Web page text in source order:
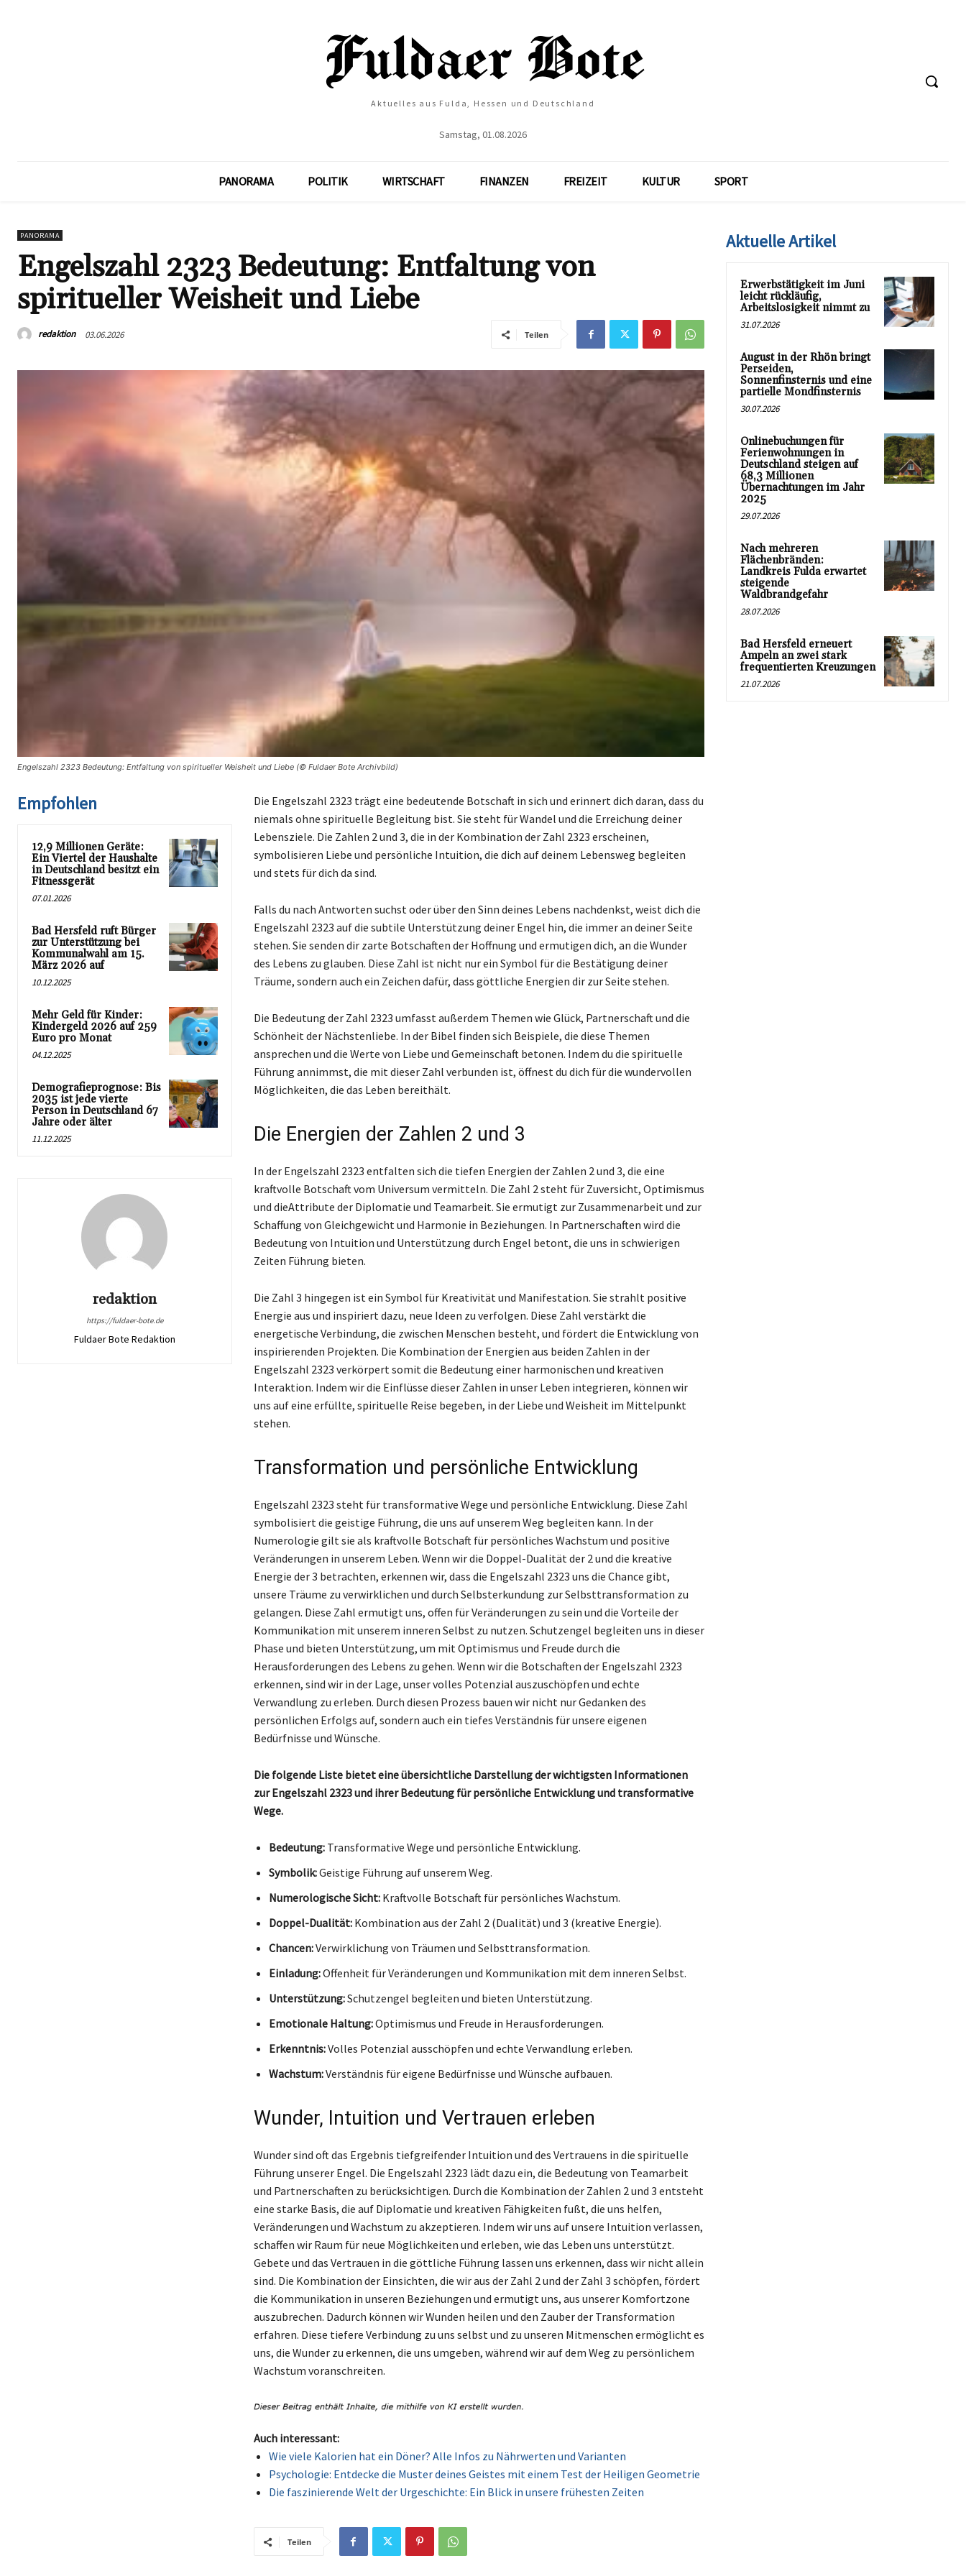
Aktuelles aus Fulda, Hessen und Deutschland
Samstag, 01.08.2026
PANORAMA POLITIK WIRTSCHAFT FINANZEN FREIZEIT KULTUR SPORT
PANORAMA
Engelszahl 2323 Bedeutung: Entfaltung von
spiritueller Weisheit und Liebe
redaktion 03.06.2026 Teilen
Engelszahl 2323 Bedeutung: Entfaltung von spiritueller Weisheit und Liebe (© Fuldaer Bote Archivbild)
Empfohlen
12,9 Millionen Geräte:
Ein Viertel der Haushalte
in Deutschland besitzt ein
Fitnessgerät
07.01.2026
Bad Hersfeld ruft Bürger
zur Unterstützung bei
Kommunalwahl am 15.
März 2026 auf
10.12.2025
Mehr Geld für Kinder:
Kindergeld 2026 auf 259
Euro pro Monat
04.12.2025
Demografieprognose: Bis
2035 ist jede vierte
Person in Deutschland 67
Jahre oder älter
11.12.2025
redaktion
https://fuldaer-bote.de
Fuldaer Bote Redaktion
Die Engelszahl 2323 trägt eine bedeutende Botschaft in sich und erinnert dich daran, dass du
niemals ohne spirituelle Begleitung bist. Sie steht für Wandel und die Erreichung deiner
Lebensziele. Die Zahlen 2 und 3, die in der Kombination der Zahl 2323 erscheinen,
symbolisieren Liebe und persönliche Intuition, die dich auf deinem Lebensweg begleiten
und stets für dich da sind.
Falls du nach Antworten suchst oder über den Sinn deines Lebens nachdenkst, weist dich die
Engelszahl 2323 auf die subtile Unterstützung deiner Engel hin, die immer an deiner Seite
stehen. Sie senden dir zarte Botschaften der Hoffnung und ermutigen dich, an die Wunder
des Lebens zu glauben. Diese Zahl ist nicht nur ein Symbol für die Bestätigung deiner
Träume, sondern auch ein Zeichen dafür, dass göttliche Energien dir zur Seite stehen.
Die Bedeutung der Zahl 2323 umfasst außerdem Themen wie Glück, Partnerschaft und die
Schönheit der Nächstenliebe. In der Bibel finden sich Beispiele, die diese Themen
ansprechen und die Werte von Liebe und Gemeinschaft betonen. Indem du die spirituelle
Führung annimmst, die mit dieser Zahl verbunden ist, öffnest du dich für die wundervollen
Möglichkeiten, die das Leben bereithält.
Die Energien der Zahlen 2 und 3
In der Engelszahl 2323 entfalten sich die tiefen Energien der Zahlen 2 und 3, die eine
kraftvolle Botschaft vom Universum vermitteln. Die Zahl 2 steht für Zuversicht, Optimismus
und dieAttribute der Diplomatie und Teamarbeit. Sie ermutigt zur Zusammenarbeit und zur
Schaffung von Gleichgewicht und Harmonie in Beziehungen. In Partnerschaften wird die
Bedeutung von Intuition und Unterstützung durch Engel betont, die uns in schwierigen
Zeiten Führung bieten.
Die Zahl 3 hingegen ist ein Symbol für Kreativität und Manifestation. Sie strahlt positive
Energie aus und inspiriert dazu, neue Ideen zu verfolgen. Diese Zahl verstärkt die
energetische Verbindung, die zwischen Menschen besteht, und fördert die Entwicklung von
inspirierenden Projekten. Die Kombination der Energien aus beiden Zahlen in der
Engelszahl 2323 verkörpert somit die Bedeutung einer harmonischen und kreativen
Interaktion. Indem wir die Einflüsse dieser Zahlen in unser Leben integrieren, können wir
uns auf eine erfüllte, spirituelle Reise begeben, in der Liebe und Weisheit im Mittelpunkt
stehen.
Transformation und persönliche Entwicklung
Engelszahl 2323 steht für transformative Wege und persönliche Entwicklung. Diese Zahl
symbolisiert die geistige Führung, die uns auf unserem Weg begleiten kann. In der
Numerologie gilt sie als kraftvolle Botschaft für persönliches Wachstum und positive
Veränderungen in unserem Leben. Wenn wir die Doppel-Dualität der 2 und die kreative
Energie der 3 betrachten, erkennen wir, dass die Engelszahl 2323 uns die Chance gibt,
unsere Träume zu verwirklichen und durch Selbsterkundung zur Selbsttransformation zu
gelangen. Diese Zahl ermutigt uns, offen für Veränderungen zu sein und die Vorteile der
Kommunikation mit unserem inneren Selbst zu nutzen. Schutzengel begleiten uns in dieser
Phase und bieten Unterstützung, um mit Optimismus und Freude durch die
Herausforderungen des Lebens zu gehen. Wenn wir die Botschaften der Engelszahl 2323
erkennen, sind wir in der Lage, unser volles Potenzial auszuschöpfen und echte
Verwandlung zu erleben. Durch diesen Prozess bauen wir nicht nur Gedanken des
persönlichen Erfolgs auf, sondern auch ein tiefes Verständnis für unsere eigenen
Bedürfnisse und Wünsche.
Die folgende Liste bietet eine übersichtliche Darstellung der wichtigsten Informationen
zur Engelszahl 2323 und ihrer Bedeutung für persönliche Entwicklung und transformative
Wege.
Bedeutung:Transformative Wege und persönliche Entwicklung.
Symbolik:Geistige Führung auf unserem Weg.
Numerologische Sicht:Kraftvolle Botschaft für persönliches Wachstum.
Doppel-Dualität:Kombination aus der Zahl 2 (Dualität) und 3 (kreative Energie).
Chancen:Verwirklichung von Träumen und Selbsttransformation.
Einladung:Offenheit für Veränderungen und Kommunikation mit dem inneren Selbst.
Unterstützung:Schutzengel begleiten und bieten Unterstützung.
Emotionale Haltung:Optimismus und Freude in Herausforderungen.
Erkenntnis:Volles Potenzial ausschöpfen und echte Verwandlung erleben.
Wachstum:Verständnis für eigene Bedürfnisse und Wünsche aufbauen.
Wunder, Intuition und Vertrauen erleben
Wunder sind oft das Ergebnis tiefgreifender Intuition und des Vertrauens in die spirituelle
Führung unserer Engel. Die Engelszahl 2323 lädt dazu ein, die Bedeutung von Teamarbeit
und Partnerschaften zu berücksichtigen. Durch die Kombination der Zahlen 2 und 3 entsteht
eine starke Basis, die auf Diplomatie und kreativen Fähigkeiten fußt, die uns helfen,
Veränderungen und Wachstum zu akzeptieren. Indem wir uns auf unsere Intuition verlassen,
schaffen wir Raum für neue Möglichkeiten und erleben, wie das Leben uns unterstützt.
Gebete und das Vertrauen in die göttliche Führung lassen uns erkennen, dass wir nicht allein
sind. Die Kombination der Einsichten, die wir aus der Zahl 2 und der Zahl 3 schöpfen, fördert
die Kommunikation in unseren Beziehungen und ermutigt uns, aus unserer Komfortzone
auszubrechen. Dadurch können wir Wunden heilen und den Zauber der Transformation
erfahren. Diese tiefere Verbindung zu uns selbst und zu unseren Mitmenschen ermöglicht es
uns, die Wunder zu erkennen, die uns umgeben, während wir auf dem Weg zu persönlichem
Wachstum voranschreiten.
Auch interessant:
Wie viele Kalorien hat ein Döner? Alle Infos zu Nährwerten und Varianten
Psychologie: Entdecke die Muster deines Geistes mit einem Test der Heiligen Geometrie
Die faszinierende Welt der Urgeschichte: Ein Blick in unsere frühesten Zeiten
Teilen
Aktuelle Artikel
Erwerbstätigkeit im Juni
leicht rückläufig,
Arbeitslosigkeit nimmt zu
31.07.2026
August in der Rhön bringt
Perseiden,
Sonnenfinsternis und eine
partielle Mondfinsternis
30.07.2026
Onlinebuchungen für
Ferienwohnungen in
Deutschland steigen auf
68,3 Millionen
Übernachtungen im Jahr
2025
29.07.2026
Nach mehreren
Flächenbränden:
Landkreis Fulda erwartet
steigende
Waldbrandgefahr
28.07.2026
Bad Hersfeld erneuert
Ampeln an zwei stark
frequentierten Kreuzungen
21.07.2026